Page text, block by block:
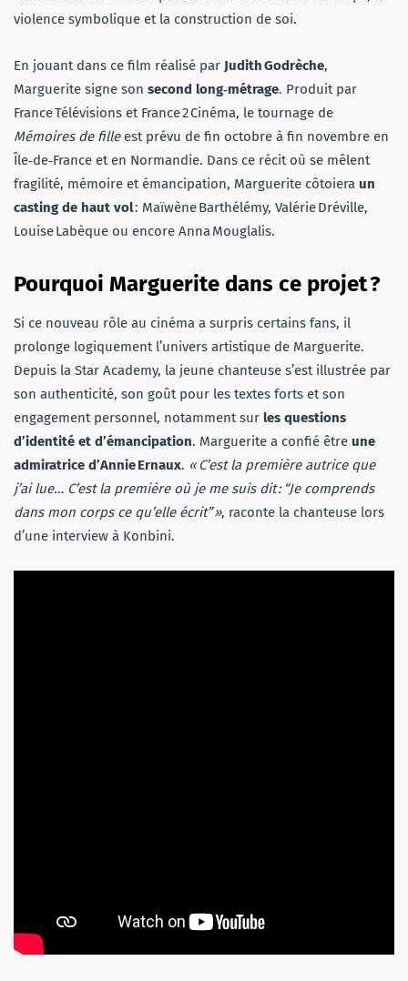
violence symbolique et la construction de soi.
En jouant dans ce film réalisé par Judith Godrèche,
Marguerite signe son second long‑métrage. Produit par
France Télévisions et France 2 Cinéma, le tournage de
Mémoires de filleest prévu de fin octobre à fin novembre en
Île‑de‑France et en Normandie. Dans ce récit où se mêlent
fragilité, mémoire et émancipation, Marguerite côtoiera un
casting de haut vol: Maïwène Barthélémy, Valérie Dréville,
Louise Labèque ou encore Anna Mouglalis.
Pourquoi Marguerite dans ce projet ?
Si ce nouveau rôle au cinéma a surpris certains fans, il
prolonge logiquement l’univers artistique de Marguerite.
Depuis la Star Academy, la jeune chanteuse s’est illustrée par
son authenticité, son goût pour les textes forts et son
engagement personnel, notamment sur les questions
d’identité et d’émancipation. Marguerite a confié être une
admiratrice d’Annie Ernaux. « C’est la première autrice que
j’ai lue… C’est la première où je me suis dit : “Je comprends
dans mon corps ce qu’elle écrit” », raconte la chanteuse lors
d’une interview à Konbini.